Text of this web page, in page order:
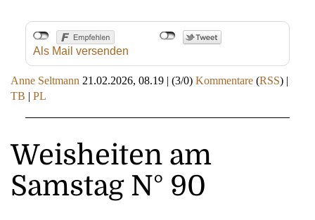
Als Mail versenden
Anne Seltmann 21.02.2026, 08.19 | (3/0) Kommentare (RSS) |
TB | PL
Weisheiten am
Samstag N° 90